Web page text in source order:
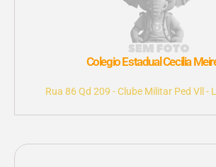
Colegio Estadual Cecilia
Rua 86 Qd 209 - Clube Militar Ped Vll -